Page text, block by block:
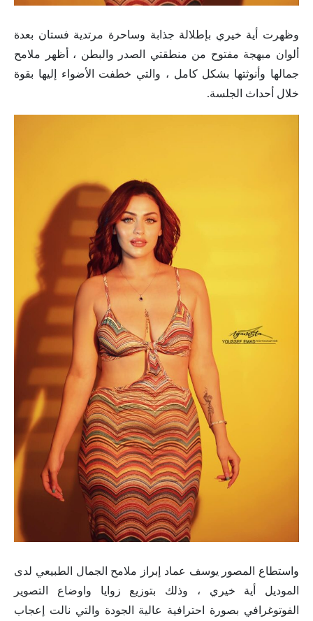
وظهرت أية خيري بإطلالة جذابة وساحرة مرتدية فستان بعدة
ألوان مبهجة مفتوح من منطقتي الصدر والبطن ، أظهر ملامح
جمالها وأنوثتها بشكل كامل ، والتي خطفت الأضواء إليها بقوة
خلال أحداث الجلسة.
واستطاع المصور يوسف عماد إبراز ملامح الجمال الطبيعي لدى
الموديل أية خيري ، وذلك بتوزيع زوايا واوضاع التصوير
الفوتوغرافي بصورة احترافية عالية الجودة والتي نالت إعجاب